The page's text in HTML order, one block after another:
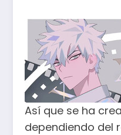
Así que se ha
dependiendo del